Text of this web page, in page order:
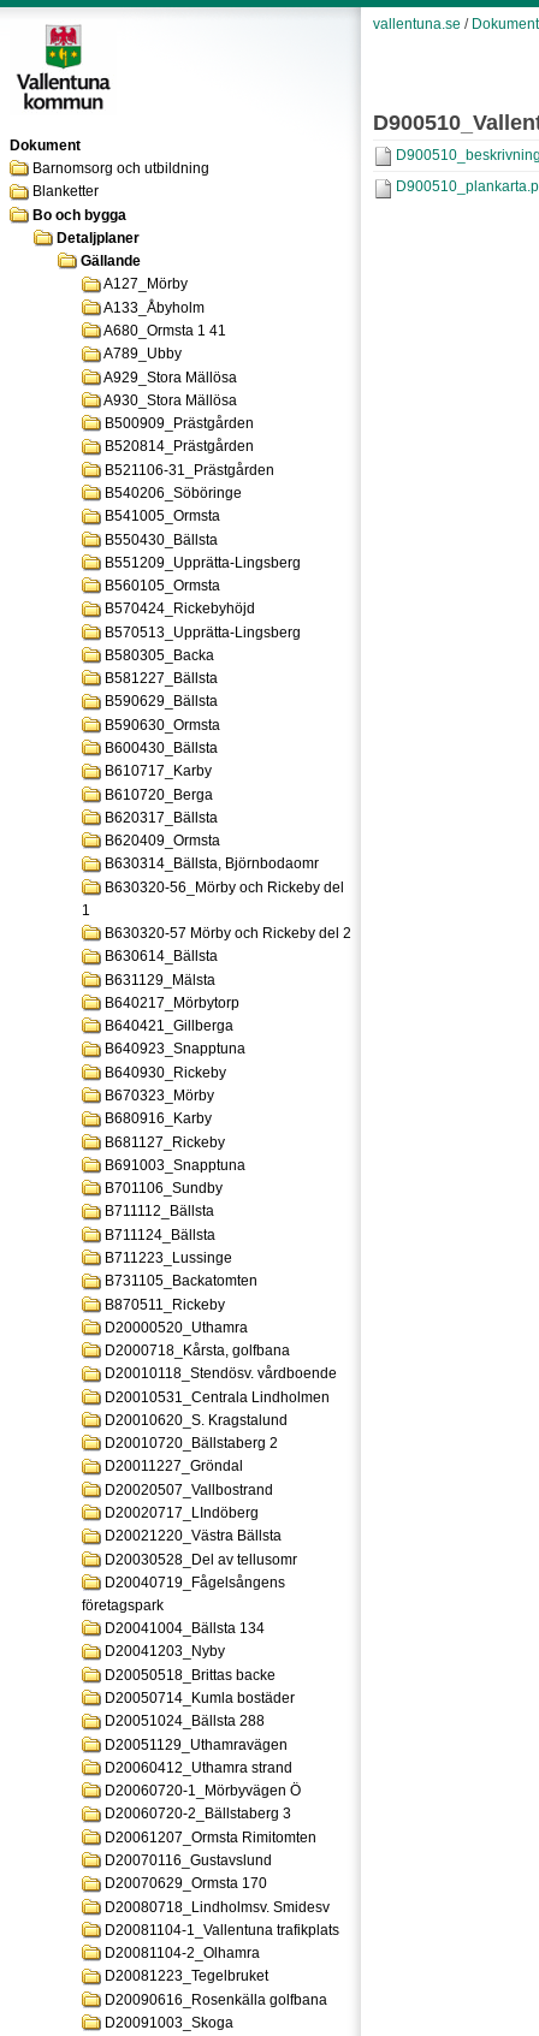
Dokument
Barnomsorg och utbildning
Blanketter
Bo och bygga
Detaljplaner
Gällande
A127_Mörby
A133_Åbyholm
A680_Ormsta 1 41
A789_Ubby
A929_Stora Mällösa
A930_Stora Mällösa
B500909_Prästgården
B520814_Prästgården
B521106-31_Prästgården
B540206_Söböringe
B541005_Ormsta
B550430_Bällsta
B551209_Upprätta-Lingsberg
B560105_Ormsta
B570424_Rickebyhöjd
B570513_Upprätta-Lingsberg
B580305_Backa
B581227_Bällsta
B590629_Bällsta
B590630_Ormsta
B600430_Bällsta
B610717_Karby
B610720_Berga
B620317_Bällsta
B620409_Ormsta
B630314_Bällsta, Björnbodaomr
B630320-56_Mörby och Rickeby del
1
B630320-57 Mörby och Rickeby del 2
B630614_Bällsta
B631129_Mälsta
B640217_Mörbytorp
B640421_Gillberga
B640923_Snapptuna
B640930_Rickeby
B670323_Mörby
B680916_Karby
B681127_Rickeby
B691003_Snapptuna
B701106_Sundby
B711112_Bällsta
B711124_Bällsta
B711223_Lussinge
B731105_Backatomten
B870511_Rickeby
D20000520_Uthamra
D2000718_Kårsta, golfbana
D20010118_Stendösv. vårdboende
D20010531_Centrala Lindholmen
D20010620_S. Kragstalund
D20010720_Bällstaberg 2
D20011227_Gröndal
D20020507_Vallbostrand
D20020717_LIndöberg
D20021220_Västra Bällsta
D20030528_Del av tellusomr
D20040719_Fågelsångens
företagspark
D20041004_Bällsta 134
D20041203_Nyby
D20050518_Brittas backe
D20050714_Kumla bostäder
D20051024_Bällsta 288
D20051129_Uthamravägen
D20060412_Uthamra strand
D20060720-1_Mörbyvägen Ö
D20060720-2_Bällstaberg 3
D20061207_Ormsta Rimitomten
D20070116_Gustavslund
D20070629_Ormsta 170
D20080718_Lindholmsv. Smidesv
D20081104-1_Vallentuna trafikplats
D20081104-2_Olhamra
D20081223_Tegelbruket
D20090616_Rosenkälla golfbana
D20091003_Skoga
vallentuna.se / Dokument